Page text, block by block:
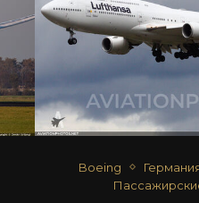
Boeing